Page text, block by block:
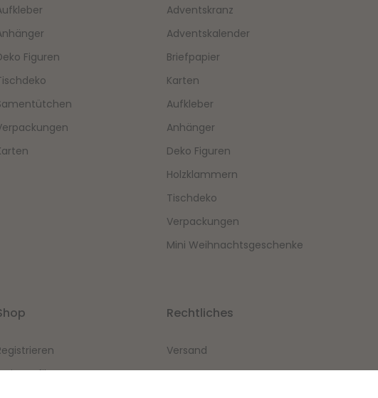
Figuren
Adventskranz
Adventskalender
Briefpapier
Karten
Aufkleber
Anhänger
Deko Figuren
Holzklammern
Tischdeko
Verpackungen
Mini Weihnachtsgeschenke
Profil
Rechtliches
Versand
AGBs